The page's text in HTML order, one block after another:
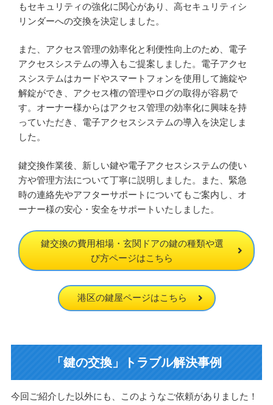
もセキュリティの強化に関心があり、高セキュリティシ
リンダーへの交換を決定しました。
また、アクセス管理の効率化と利便性向上のため、電子
アクセスシステムの導入もご提案しました。電子アクセ
スシステムはカードやスマートフォンを使用して施錠や
解錠ができ、アクセス権の管理やログの取得が容易で
す。オーナー様からはアクセス管理の効率化に興味を持
っていただき、電子アクセスシステムの導入を決定しま
した。
鍵交換作業後、新しい鍵や電子アクセスシステムの使い
方や管理方法について丁寧に説明しました。また、緊急
時の連絡先やアフターサポートについてもご案内し、オ
ーナー様の安心・安全をサポートいたしました。
鍵交換の費用相場・玄関ドアの鍵の種類や選
び方ページはこちら
港区の鍵屋ページはこちら
「鍵の交換」トラブル解決事例
今回ご紹介した以外にも、このようなご依頼がありました！